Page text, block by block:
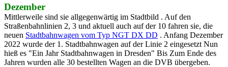
Dezember
Mittlerweile sind sie allgegenwärtig im Stadtbild . Auf den
Straßenbahnlinien 2, 3 und aktuell auch auf der 10 fahren sie, die
neuen Stadtbahnwagen vom Typ NGT DX DD . Anfang Dezember
2022 wurde der 1. Stadtbahnwagen auf der Linie 2 eingesetzt Nun
hieß es "Ein Jahr Stadtbahnwagen in Dresden" Bis Zum Ende des
Jahren wurden alle 30 bestellten Wagen an die DVB übergeben.